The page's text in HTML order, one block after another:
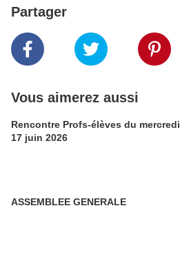
Partager
Vous aimerez aussi
Rencontre Profs-élèves du mercredi
17 juin 2026
ASSEMBLEE GENERALE